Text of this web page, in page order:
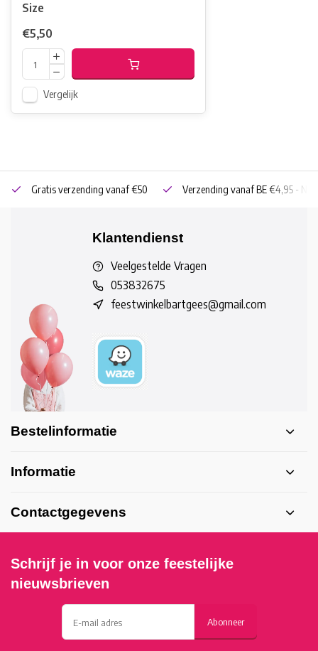
Size
€5,50
Vergelijk
Gratis verzending vanaf €50 Verzending vanaf BE €4,95 - NL
Klantendienst
Veelgestelde Vragen
053832675
feestwinkelbartgees@gmail.com
Bestelinformatie
Informatie
Contactgegevens
Schrijf je in voor onze feestelijke
nieuwsbrieven
Abonneer